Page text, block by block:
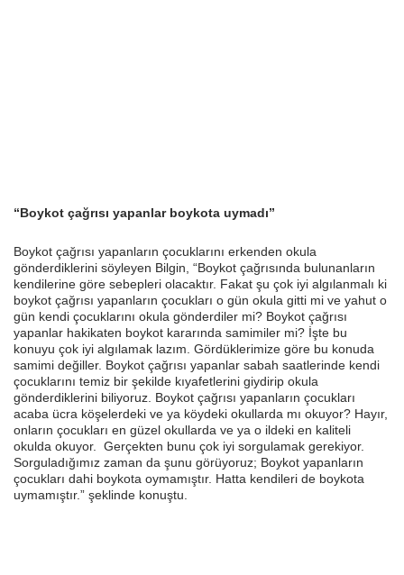
“Boykot çağrısı yapanlar boykota uymadı”
Boykot çağrısı yapanların çocuklarını erkenden okula
gönderdiklerini söyleyen Bilgin, “Boykot çağrısında bulunanların
kendilerine göre sebepleri olacaktır. Fakat şu çok iyi algılanmalı ki
boykot çağrısı yapanların çocukları o gün okula gitti mi ve yahut o
gün kendi çocuklarını okula gönderdiler mi? Boykot çağrısı
yapanlar hakikaten boykot kararında samimiler mi? İşte bu
konuyu çok iyi algılamak lazım. Gördüklerimize göre bu konuda
samimi değiller. Boykot çağrısı yapanlar sabah saatlerinde kendi
çocuklarını temiz bir şekilde kıyafetlerini giydirip okula
gönderdiklerini biliyoruz. Boykot çağrısı yapanların çocukları
acaba ücra köşelerdeki ve ya köydeki okullarda mı okuyor? Hayır,
onların çocukları en güzel okullarda ve ya o ildeki en kaliteli
okulda okuyor. Gerçekten bunu çok iyi sorgulamak gerekiyor.
Sorguladığımız zaman da şunu görüyoruz; Boykot yapanların
çocukları dahi boykota oymamıştır. Hatta kendileri de boykota
uymamıştır.” şeklinde konuştu.